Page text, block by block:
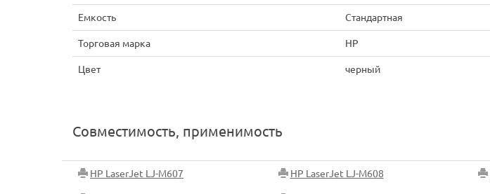
Емкость Стандартная
Торговая марка HP
Цвет черный
Совместимость, применимость
HP LaserJet LJ-M607 HP LaserJet LJ-M608